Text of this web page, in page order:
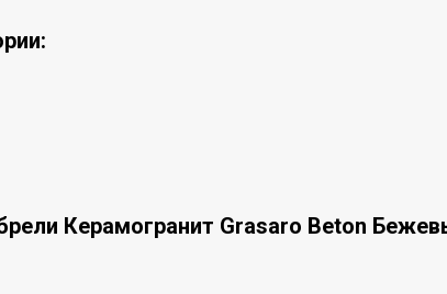
Керамогранит Grasaro Beton